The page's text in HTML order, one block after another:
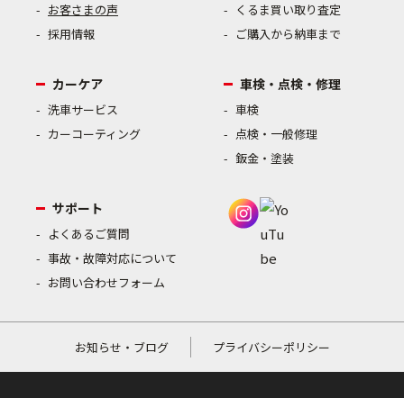
お客さまの声
採用情報
くるま買い取り査定
ご購入から納車まで
カーケア
洗車サービス
カーコーティング
車検・点検・修理
車検
点検・一般修理
鈑金・塗装
サポート
よくあるご質問
事故・故障対応について
お問い合わせフォーム
お知らせ・ブログ プライバシーポリシー